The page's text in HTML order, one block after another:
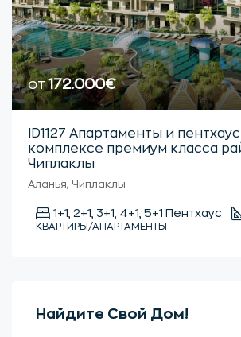
от172.000€
ID1127 Апартаменты и
комплексе премиум класса
Чиплаклы
Аланья, Чиплаклы
1+1, 2+1, 3+1, 4+1, 5+1 Пентхаус
КВАРТИРЫ/АПАРТАМЕНТЫ
Найдите Свой Дом!